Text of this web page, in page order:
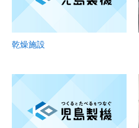
乾燥施設